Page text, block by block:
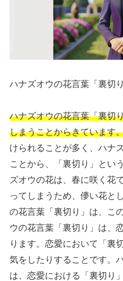
ハナズオウの花言葉「裏切
ハナズオウの花言葉「裏切
しまうことからきています
けられることが多く、ハナ
ことから、「裏切り」とい
ズオウの花は、春に咲く花
ってしまうため、儚い花と
の花言葉「裏切り」は、こ
ウの花言葉「裏切り」は、
ります。恋愛において「裏
気をしたりすることです。
は、恋愛における「裏切り